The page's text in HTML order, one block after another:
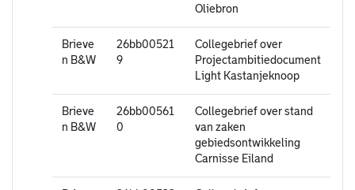
Oliebron
Brieve
n B&W
26bb00521
9
Collegebrief over
Projectambitiedocument
Light Kastanjeknoop
Brieve
n B&W
26bb00561
0
Collegebrief over stand
van zaken
gebiedsontwikkeling
Carnisse Eiland